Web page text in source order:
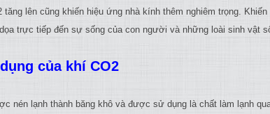
tăng lên cũng khiến hiệu ứng nhà kính thêm nghiêm trọng.
trực tiếp đến sự sống của con người và những loài sinh vật
của khí CO2
nén lạnh thành băng khô và được sử dụng là chất làm lạnh